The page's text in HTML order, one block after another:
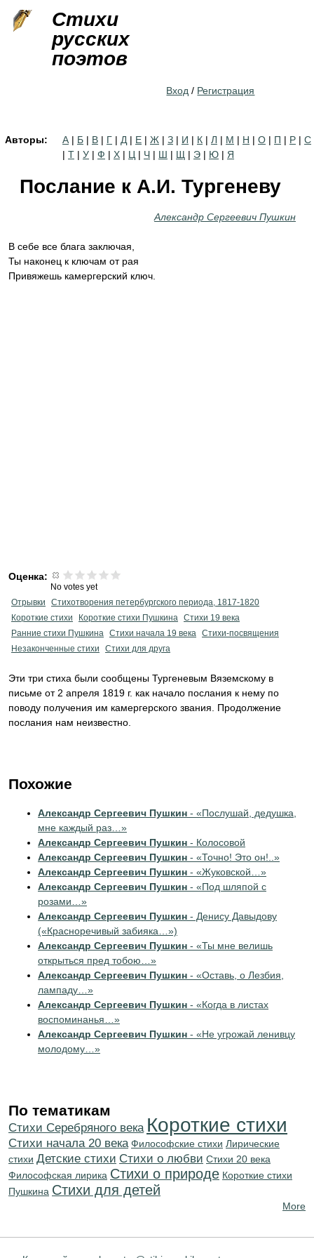
Стихи
русских
поэтов
Вход / Регистрация
Авторы: А | Б | В | Г | Д | Е | Ж | З | И | К | Л | М | Н | О | П | Р | С
| Т | У | Ф | Х | Ц | Ч | Ш | Щ | Э | Ю | Я
Послание к А.И. Тургеневу
Александр Сергеевич Пушкин
В себе все блага заключая,
Ты наконец к ключам от рая
Привяжешь камергерский ключ.
Оценка:
No votes yet
Отрывки
Стихотворения петербургского периода, 1817-1820
Короткие стихи
Короткие стихи Пушкина Стихи 19 века
Ранние стихи Пушкина Cтихи начала 19 века Стихи-посвящения
Незаконченные стихи
Стихи для друга
Эти три стиха были сообщены Тургеневым Вяземскому в
письме от 2 апреля 1819 г. как начало послания к нему по
поводу получения им камергерского звания. Продолжение
послания нам неизвестно.
Похожие
Александр Сергеевич Пушкин - «Послушай, дедушка,
мне каждый раз…»
Александр Сергеевич Пушкин - Колосовой
Александр Сергеевич Пушкин - «Точно! Это он!..»
Александр Сергеевич Пушкин - «Жуковской…»
Александр Сергеевич Пушкин - «Под шляпой с
розами…»
Александр Сергеевич Пушкин - Денису Давыдову
(«Красноречивый забияка…»)
Александр Сергеевич Пушкин - «Ты мне велишь
открыться пред тобою…»
Александр Сергеевич Пушкин - «Оставь, о Лезбия,
лампаду…»
Александр Сергеевич Пушкин - «Когда в листах
воспоминанья…»
Александр Сергеевич Пушкин - «Не угрожай ленивцу
молодому…»
По тематикам
Cтихи Серебряного века Короткие стихи
Cтихи начала 20 века Философские стихи Лирические
стихи Детские стихи Стихи о любви Стихи 20 века
Философская лирика Стихи о природе Короткие стихи
Пушкина Стихи для детей
More